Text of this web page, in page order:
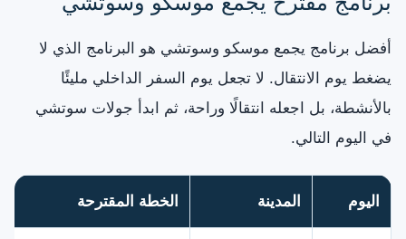
أفضل برنامج يجمع موسكو وسوتشي هو البرنامج الذي لا
يضغط يوم الانتقال. لا تجعل يوم السفر الداخلي مليئًا
بالأنشطة، بل اجعله انتقالًا وراحة، ثم ابدأ جولات سوتشي
في اليوم التالي.
اليوم المدينة الخطة المقترحة